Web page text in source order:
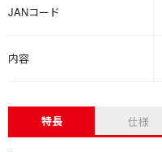
JANコード
内容
特長 仕様